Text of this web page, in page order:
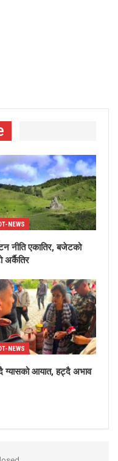
NEWS
नीति एकातिर, बजेटको
अर्कैतिर
NEWS
ग्यासको आयात, हट्दै अभाव